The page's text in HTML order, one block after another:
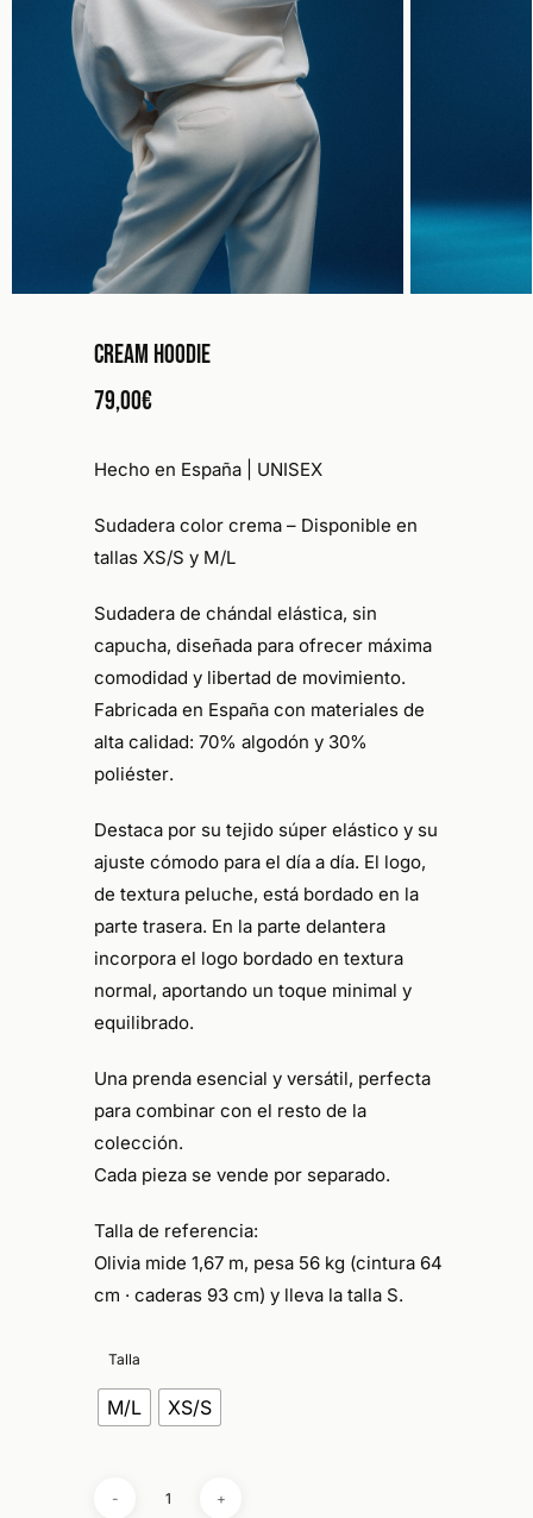
CREAM HOODIE
79,00€
Hecho en España | UNISEX
Sudadera color crema – Disponible en
tallas XS/S y M/L
Sudadera de chándal elástica, sin
capucha, diseñada para ofrecer máxima
comodidad y libertad de movimiento.
Fabricada en España con materiales de
alta calidad: 70% algodón y 30%
poliéster.
Destaca por su tejido súper elástico y su
ajuste cómodo para el día a día. El logo,
de textura peluche, está bordado en la
parte trasera. En la parte delantera
incorpora el logo bordado en textura
normal, aportando un toque minimal y
equilibrado.
Una prenda esencial y versátil, perfecta
para combinar con el resto de la
colección.
Cada pieza se vende por separado.
Talla de referencia:
Olivia mide 1,67 m, pesa 56 kg (cintura 64
cm · caderas 93 cm) y lleva la talla S.
Talla
M/L XS/S